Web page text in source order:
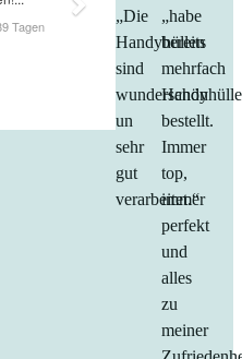
„Die
Handyhüllen
sind
wunderschön
un
sehr
gut
verarbeitet.“
„habe
bereits
mehrfach
bestellt.
Immer
top,
immer
perfekt
und
alles
zu
meiner